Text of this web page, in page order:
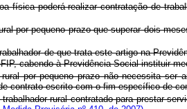
física poderá realizar contratação
por pequeno prazo que superar dois
de que trata este artigo na
GFIP, cabendo à Previdência Social
por pequeno prazo não necessita ser
de contrato escrito com o fim
rural contratado para prestar